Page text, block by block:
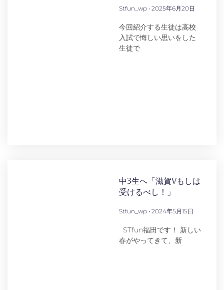
Stfun_wp 2025年6月20日
今回紹介する生徒は高校
入試で悔しい思いをした
生徒で
中3生へ「滋賀Vもしは
受けるべし！」
Stfun_wp 2024年5月15日
STfun福田です！ 新しい
春がやってきて、新